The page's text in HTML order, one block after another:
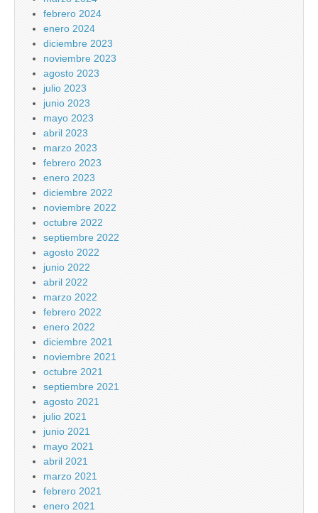
febrero 2024
enero 2024
diciembre 2023
noviembre 2023
agosto 2023
julio 2023
junio 2023
mayo 2023
abril 2023
marzo 2023
febrero 2023
enero 2023
diciembre 2022
noviembre 2022
octubre 2022
septiembre 2022
agosto 2022
junio 2022
abril 2022
marzo 2022
febrero 2022
enero 2022
diciembre 2021
noviembre 2021
octubre 2021
septiembre 2021
agosto 2021
julio 2021
junio 2021
mayo 2021
abril 2021
marzo 2021
febrero 2021
enero 2021